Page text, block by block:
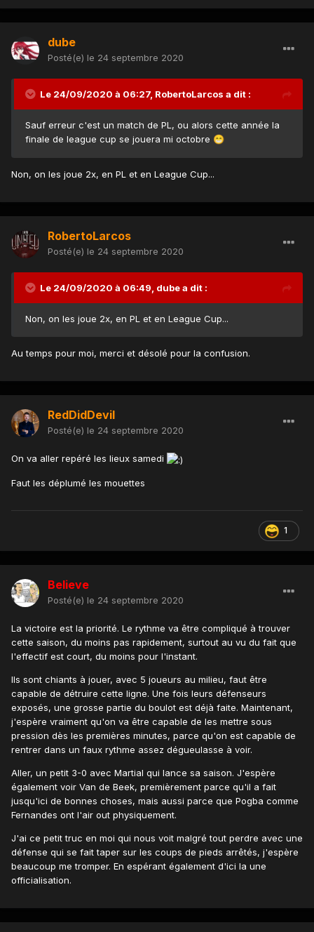
dube
Posté(e) le 24 septembre 2020
Le 24/09/2020 à 06:27, RobertoLarcos a dit :
Sauf erreur c'est un match de PL, ou alors cette année la
finale de league cup se jouera mi octobre 😁
Non, on les joue 2x, en PL et en League Cup...
RobertoLarcos
Posté(e) le 24 septembre 2020
Le 24/09/2020 à 06:49, dubea dit :
Non, on les joue 2x, en PL et en League Cup...
Au temps pour moi, merci et désolé pour la confusion.
RedDidDevil
Posté(e) le 24 septembre 2020
On va aller repéré les lieux samedi
Faut les déplumé les mouettes
1
Believe
Posté(e) le 24 septembre 2020
La victoire est la priorité. Le rythme va être compliqué à trouver
cette saison, du moins pas rapidement, surtout au vu du fait que
l'effectif est court, du moins pour l'instant.
Ils sont chiants à jouer, avec 5 joueurs au milieu, faut être
capable de détruire cette ligne. Une fois leurs défenseurs
exposés, une grosse partie du boulot est déjà faite. Maintenant,
j'espère vraiment qu'on va être capable de les mettre sous
pression dès les premières minutes, parce qu'on est capable de
rentrer dans un faux rythme assez dégueulasse à voir.
Aller, un petit 3-0 avec Martial qui lance sa saison. J'espère
également voir Van de Beek, premièrement parce qu'il a fait
jusqu'ici de bonnes choses, mais aussi parce que Pogba comme
Fernandes ont l'air out physiquement.
J'ai ce petit truc en moi qui nous voit malgré tout perdre avec une
défense qui se fait taper sur les coups de pieds arrêtés, j'espère
beaucoup me tromper. En espérant également d'ici la une
officialisation.